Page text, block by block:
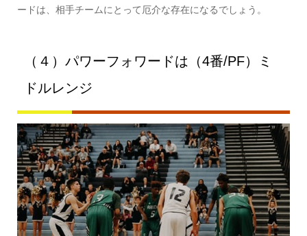
ードは、相手チームにとって厄介な存在になるでしょう。
（４）パワーフォワードは（4番/PF）ミ
ドルレンジ